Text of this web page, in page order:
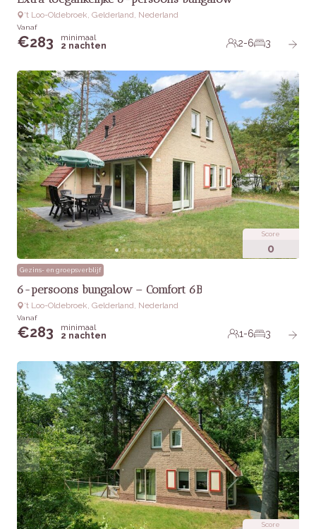
‘t Loo-Oldebroek, Gelderland, Nederland
Vanaf
€283
minimaal
2 nachten
2-6 3
Score
0
Gezins- en groepsverblijf
6-persoons bungalow – Comfort 6B
‘t Loo-Oldebroek, Gelderland, Nederland
Vanaf
€283
minimaal
2 nachten
1-6 3
Score